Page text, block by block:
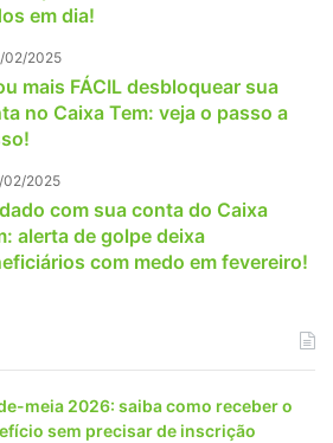
em dia!
02/2025
mais FÁCIL desbloquear sua
no Caixa Tem: veja o passo a
02/2025
com sua conta do Caixa
alerta de golpe deixa
com medo em fevereiro!
meia 2026: saiba como receber o
sem precisar de inscrição